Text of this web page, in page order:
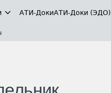
АТИ-ДокиАТИ-Доки (ЭДО)